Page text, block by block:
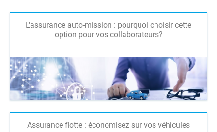
L'assurance auto-mission : pourquoi choisir cette
option pour vos collaborateurs?
Assurance flotte : économisez sur vos véhicules